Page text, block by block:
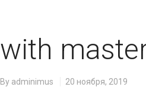
with
By adminimus 20 ноября, 2019